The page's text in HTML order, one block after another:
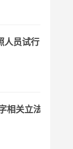
人员试行
相关立法